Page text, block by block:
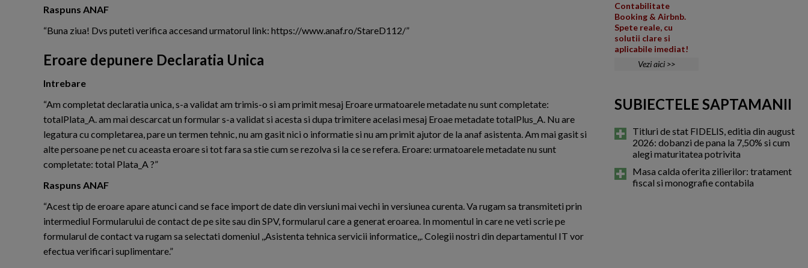
Raspuns ANAF
“Buna ziua! Dvs puteti verifica accesand urmatorul link: https://www.anaf.ro/StareD112/”
Eroare depunere Declaratia Unica
Intrebare
“Am completat declaratia unica, s-a validat am trimis-o si am primit mesaj Eroare urmatoarele metadate nu sunt completate:
totalPlata_A. am mai descarcat un formular s-a validat si acesta si dupa trimitere acelasi mesaj Eroae metadate totalPlus_A. Nu are
legatura cu completarea, pare un termen tehnic, nu am gasit nici o informatie si nu am primit ajutor de la anaf asistenta. Am mai gasit si
alte persoane pe net cu aceasta eroare si tot fara sa stie cum se rezolva si la ce se refera. Eroare: urmatoarele metadate nu sunt
completate: total Plata_A ?”
Raspuns ANAF
“Acest tip de eroare apare atunci cand se face import de date din versiuni mai vechi in versiunea curenta. Va rugam sa transmiteti prin
intermediul Formularului de contact de pe site sau din SPV, formularul care a generat eroarea. In momentul in care ne veti scrie pe
formularul de contact va rugam sa selectati domeniul ,,Asistenta tehnica servicii informatice,,. Colegii nostri din departamentul IT vor
efectua verificari suplimentare.”
Contabilitate
Booking & Airbnb.
Spete reale, cu
solutii clare si
aplicabile imediat!
Vezi aici >>
SUBIECTELE SAPTAMANII
Titluri de stat FIDELIS, editia din august
2026: dobanzi de pana la 7,50% si cum
alegi maturitatea potrivita
Masa calda oferita zilierilor: tratament
fiscal si monografie contabila